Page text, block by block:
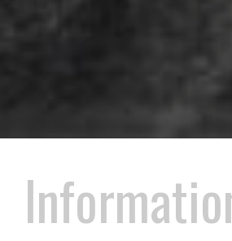
Informatio